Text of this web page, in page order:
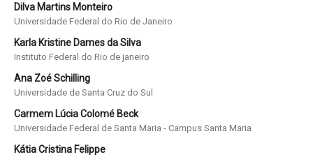
Dilva Martins Monteiro
Universidade Federal do Rio de Janeiro
Karla Kristine Dames da Silva
Instituto Federal do Rio de janeiro
Ana Zoé Schilling
Universidade de Santa Cruz do Sul
Carmem Lúcia Colomé Beck
Universidade Federal de Santa Maria - Campus Santa Maria
Kátia Cristina Felippe